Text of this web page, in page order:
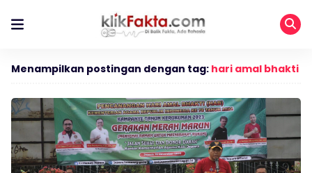
Menampilkan postingan dengan tag: hari amal bhakti